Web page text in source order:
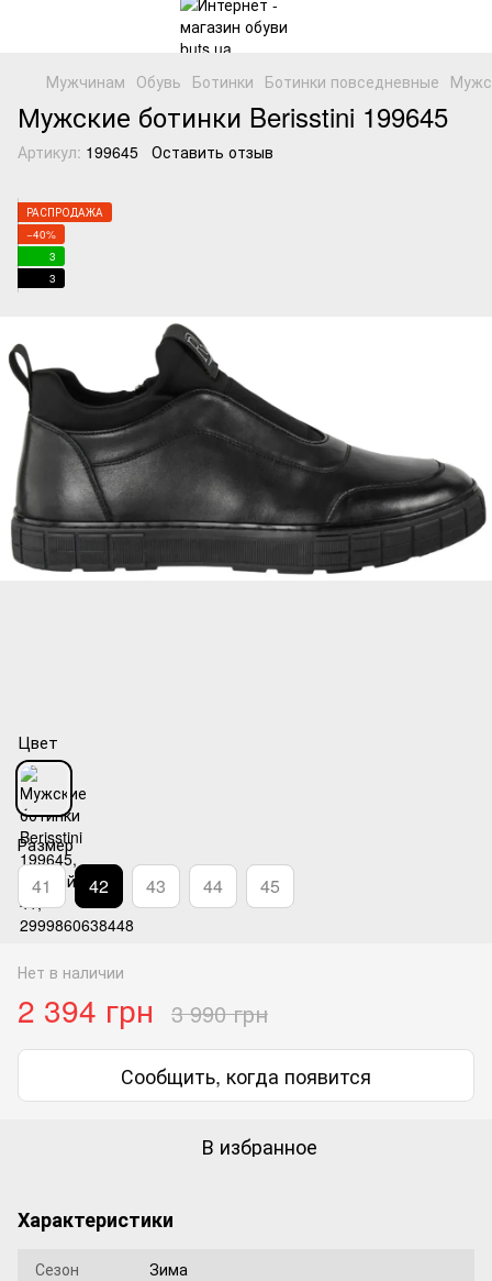
Мужчинам Обувь Ботинки Ботинки повседневные
Мужские ботинки Berisstini 199645
Артикул: 199645 Оставить отзыв
РАСПРОДАЖА
−40%
3
3
Цвет
Размер
41 42 43 44 45
Нет в наличии
2 394 грн 3 990 грн
Сообщить, когда появится
В избранное
Характеристики
Сезон Зима